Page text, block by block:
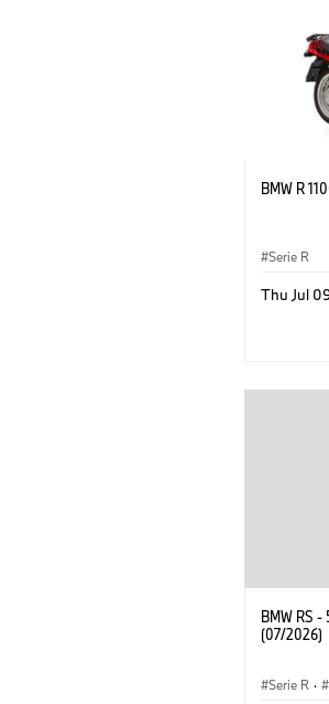
BMW R
Serie R
Thu Jul
BMW RS
(07/2026)
Serie R ·